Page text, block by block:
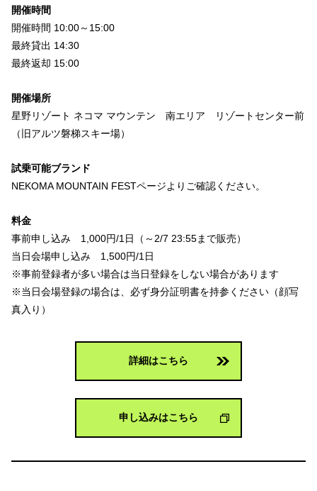
開催時間
開催時間 10:00～15:00
最終貸出 14:30
最終返却 15:00
開催場所
星野リゾート ネコマ マウンテン 南エリア リゾートセンター前
（旧アルツ磐梯スキー場）
試乗可能ブランド
NEKOMA MOUNTAIN FESTページよりご確認ください。
料金
事前申し込み 1,000円/1日（～2/7 23:55まで販売）
当日会場申し込み 1,500円/1日
※事前登録者が多い場合は当日登録をしない場合があります
※当日会場登録の場合は、必ず身分証明書を持参ください（顔写
真入り）
詳細はこちら
申し込みはこちら